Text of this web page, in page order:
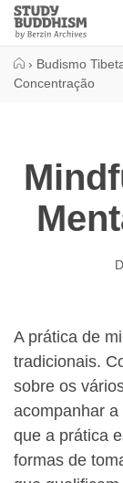
Close
Study
Buddhism
› Budismo
Concentração
A prática de
tradicionais.
sobre os
acompanhar
que a prática
formas de